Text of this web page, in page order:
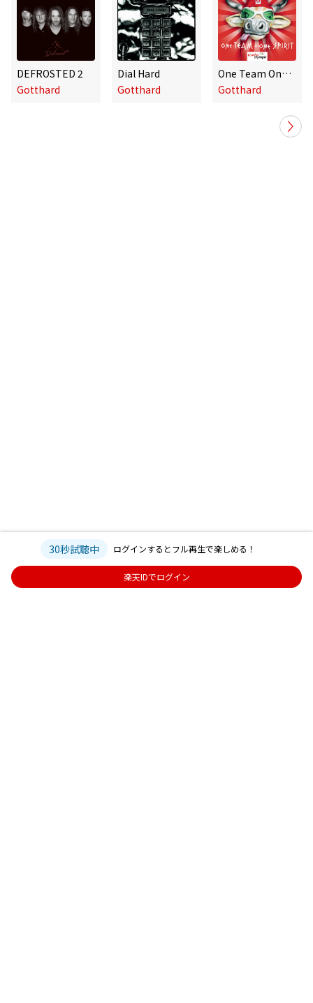
DEFROSTED 2
Gotthard
Dial Hard
Gotthard
One Team One Spirit
Gotthard
30秒試聴中 ログインするとフル再生で楽しめる！
楽天IDでログイン